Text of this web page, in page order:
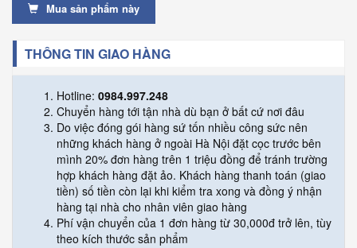
Mua sản phẩm này
THÔNG TIN GIAO HÀNG
Hotline: 0984.997.248
Chuyển hàng tới tận nhà dù bạn ở bất cứ nơi đâu
Do việc đóng gói hàng sứ tốn nhiều công sức nên
những khách hàng ở ngoài Hà Nội đặt cọc trước bên
mình 20% đơn hàng trên 1 triệu đồng để tránh trường
hợp khách hàng đặt ảo. Khách hàng thanh toán (giao
tiền) số tiền còn lại khi kiểm tra xong và đồng ý nhận
hàng tại nhà cho nhân viên giao hàng
Phí vận chuyển của 1 đơn hàng từ 30,000đ trở lên, tùy
theo kích thước sản phẩm